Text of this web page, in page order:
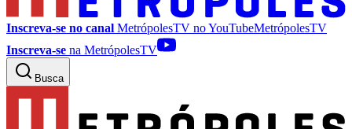
Inscreva-se no canal MetrópolesTV noYouTubeMetrópolesTV
Inscreva-se na MetrópolesTV
Busca